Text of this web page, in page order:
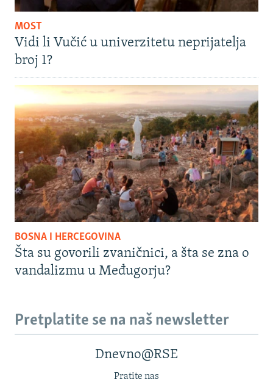
MOST
Vidi li Vučić u univerzitetu neprijatelja
broj 1?
BOSNA I HERCEGOVINA
Šta su govorili zvaničnici, a šta se zna o
vandalizmu u Međugorju?
Pretplatite se na naš newsletter
Dnevno@RSE
Pratite nas